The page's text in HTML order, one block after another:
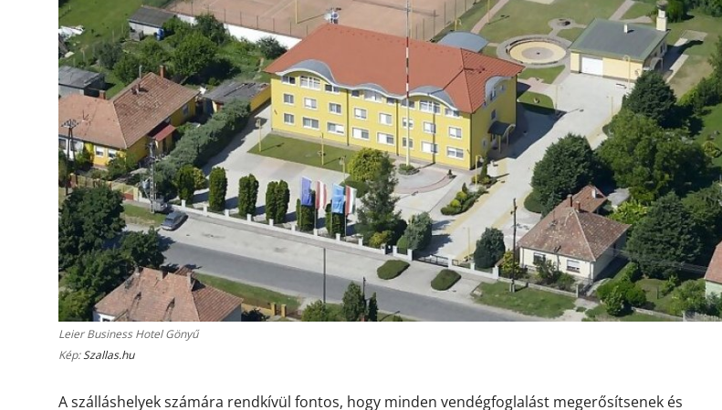
Leier Business Hotel Gönyű
Kép:Szallas.hu
A szálláshelyek számára rendkívül fontos, hogy minden vendégfoglalást megerősítsenek és